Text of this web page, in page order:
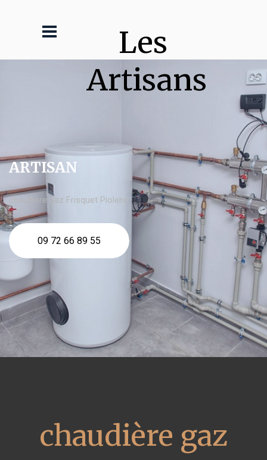
Les
Artisans
ARTISAN
chaudière gaz Frisquet Piolenc
09 72 66 89 55
chaudière gaz